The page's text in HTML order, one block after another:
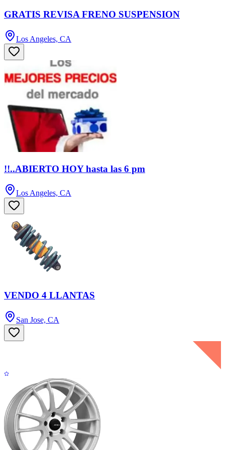
GRATIS REVISA FRENO SUSPENSION
Los Angeles, CA
!!..ABIERTO HOY hasta las 6 pm
Los Angeles, CA
VENDO 4 LLANTAS
San Jose, CA